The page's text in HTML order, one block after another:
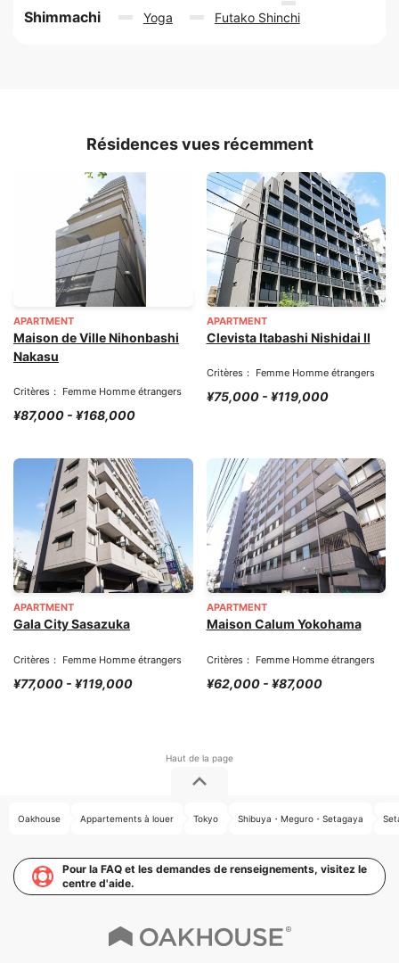
Shimmachi
Yoga Futako Shinchi
Résidences vues récemment
APARTMENT
Maison de Ville Nihonbashi
Nakasu
Critères： Femme Homme étrangers
¥87,000 - ¥168,000
APARTMENT
Clevista Itabashi Nishidai II
Critères： Femme Homme étrangers
¥75,000 - ¥119,000
APARTMENT
Gala City Sasazuka
Critères： Femme Homme étrangers
¥77,000 - ¥119,000
APARTMENT
Maison Calum Yokohama
Critères： Femme Homme étrangers
¥62,000 - ¥87,000
Oakhouse Appartements à louer Tokyo Shibuya・Meguro・Setagaya
Pour la FAQ et les demandes de renseignements, visitez le
centre d'aide.